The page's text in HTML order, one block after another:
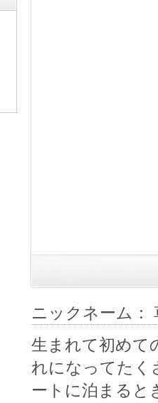
ニックネーム：
生まれて初めて
れになってたく
ートに泊まると